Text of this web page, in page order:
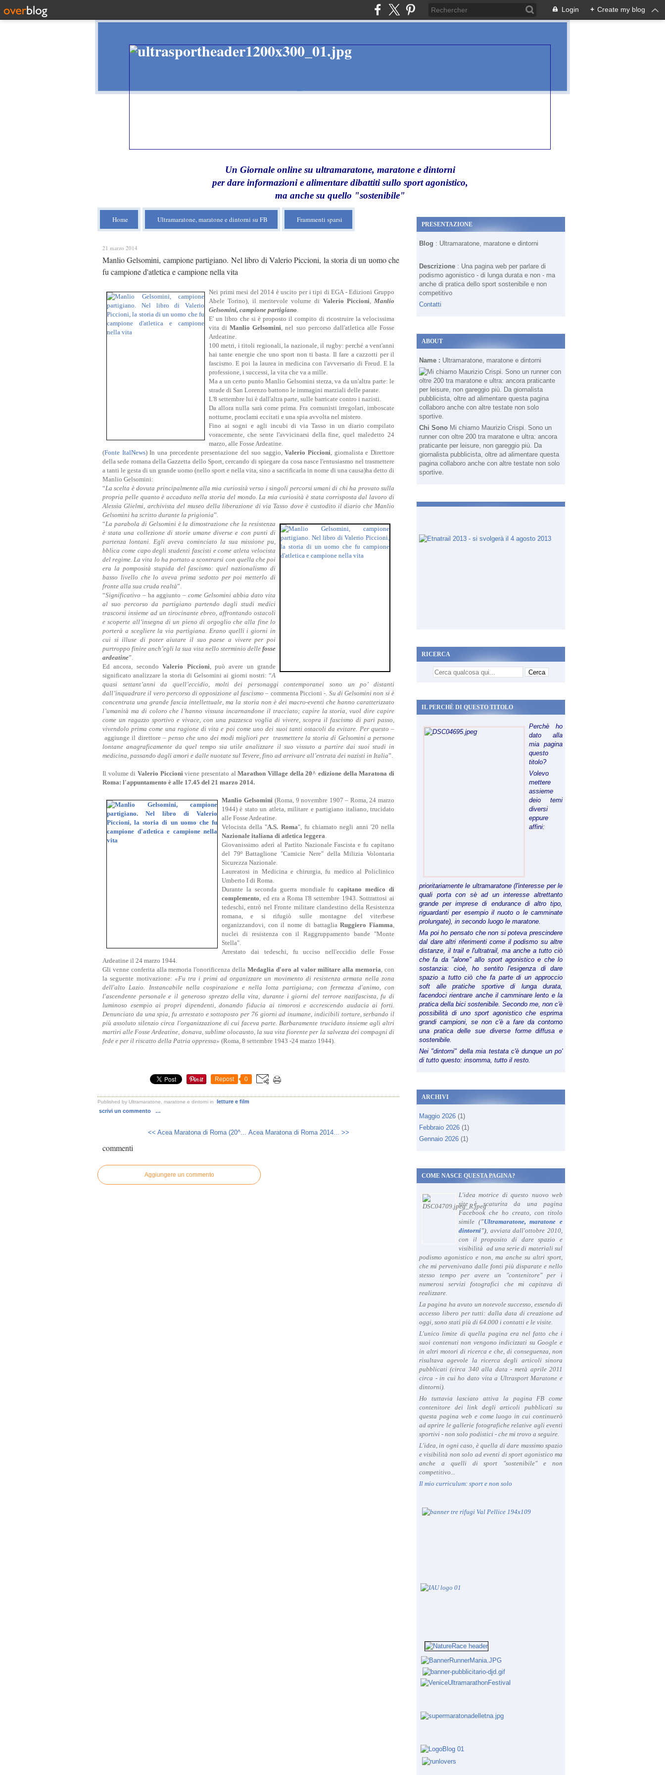
Login + Create my blog
Un Giornale online su ultramaratone, maratone e dintorni
per dare informazioni e alimentare dibattiti sullo sport agonistico,
ma anche su quello "sostenibile"
Home Ultramaratone, maratone e dintorni su FB Frammenti sparsi
21 marzo 2014
Manlio Gelsomini, campione partigiano. Nel libro di Valerio Piccioni, la storia di un uomo che
fu campione d'atletica e campione nella vita
Nei primi mesi del 2014 è uscito per i tipi di EGA - Edizioni Gruppo
Abele Torino), il meritevole volume di Valerio Piccioni, Manlio
Gelsomini, campione partigiano.
E' un libro che si è proposto il compito di ricostruire la velocissima
vita diManlio Gelsomini, nel suo percorso dall'atletica alle Fosse
Ardeatine.
100 metri, i titoli regionali, la nazionale, il rugby: perché a vent'anni
hai tante energie che uno sport non ti basta. Il fare a cazzotti per il
fascismo. E poi la laurea in medicina con l'avversario di Freud. E la
professione, i successi, la vita che va a mille.
Ma a un certo punto Manlio Gelsomini sterza, va da un'altra parte: le
strade di San Lorenzo battono le immagini marziali delle parate.
L'8 settembre lui è dall'altra parte, sulle barricate contro i nazisti.
Da allora nulla sarà come prima. Fra comunisti irregolari, imboscate
notturne, proclami eccitati e una spia avvolta nel mistero.
Fino ai sogni e agli incubi di via Tasso in un diario compilato
voracemente, che sente l'avvicinarsi della fine, quel maledetto 24
marzo, alle Fosse Ardeatine.
(Fonte ItalNews) In una precedente presentazione del suo saggio,Valerio Piccioni, giornalista e Direttore
della sede romana della Gazzetta dello Sport, cercando di spiegare da cosa nasce l'entusiasmo nel trasmettere
a tanti le gesta di un grande uomo (nello sport e nella vita, sino a sacrificarla in nome di una causa)ha detto di
Manlio Gelsomini:
“La scelta è dovuta principalmente alla mia curiosità verso i singoli percorsi umani di chi ha provato sulla
propria pelle quanto è accaduto nella storia del mondo.La mia curiosità è stata corrisposta dal lavoro di
Alessia Glielmi, archivista del museo della liberazione di via Tasso dove è custodito il diario che Manlio
Gelsomini ha scritto durante la prigionia”.
“La parabola di Gelsomini è la dimostrazione che la resistenza
è stata una collezione di storie umane diverse e con punti di
partenza lontani. Egli aveva cominciato la sua missione pu,
bblica come capo degli studenti fascisti e come atleta velocista
del regime. La vita lo ha portato a scontrarsi con quella che poi
era la pomposità stupida del fascismo: quel nazionalismo di
basso livello che lo aveva prima sedotto per poi metterlo di
fronte alla sua cruda realtà”.
“Significativo – ha aggiunto – come Gelsomini abbia dato vita
al suo percorso da partigiano partendo dagli studi medici
trascorsi insieme ad un tirocinante ebreo, affrontando ostacoli
e scoperte all’insegna di un pieno di orgoglio che alla fine lo
porterà a scegliere la via partigiana. Erano quelli i giorni in
cui si illuse di poter aiutare il suo paese a vivere per poi
purtroppo finire anch’egli la sua vita nello sterminio delle fosse
ardeatine”.
Ed ancora, secondoValerio Piccioni, può avere un grande
significato analizzare la storia di Gelsomini ai giorni nostri: “A
quasi settant’anni da quell’eccidio, molti dei personaggi contemporanei sono un po’ distanti
dall’inquadrare il vero percorso di opposizione al fascismo – commenta Piccioni -. Su di Gelsomini non si è
concentrata una grande fascia intellettuale, ma la storia non è dei macro-eventi che hanno caratterizzato
l’umanità ma di coloro che l’hanno vissuta incarnandone il tracciato; capire la storia, vuol dire capire
come un ragazzo sportivo e vivace, con una pazzesca voglia di vivere, scopra il fascismo di pari passo,
vivendolo prima come una ragione di vita e poi come uno dei suoi tanti ostacoli da evitare. Per questo –
aggiunge il direttore– penso che uno dei modi migliori per trasmettere la storia di Gelsomini a persone
lontane anagraficamente da quel tempo sia utile analizzare il suo vissuto a partire dai suoi studi in
medicina, passando dagli amori e dalle nuotate sul Tevere, fino ad arrivare all’entrata dei nazisti in Italia”.
Il volume di Valerio Piccioniviene presentato alMarathon Village della 20^ edizione della Maratona di
Roma: l'appuntamento è alle 17.45 del 21 marzo 2014.
Manlio Gelsomini (Roma, 9 novembre 1907 – Roma, 24 marzo
1944) è stato un atleta, militare e partigiano italiano, trucidato
alle Fosse Ardeatine.
Velocista della "A.S. Roma", fu chiamato negli anni '20 nella
Nazionale italiana di atletica leggera.
Giovanissimo aderì al Partito Nazionale Fascista e fu capitano
del 79º Battaglione "Camicie Nere" della Milizia Volontaria
Sicurezza Nazionale.
Laureatosi in Medicina e chirurgia, fu medico al Policlinico
Umberto I di Roma.
Durante la seconda guerra mondiale fucapitano medico di
complemento, ed era a Roma l'8 settembre 1943. Sottrattosi ai
tedeschi, entrò nel Fronte militare clandestino della Resistenza
romana, e si rifugiò sulle montagne del viterbese
organizzandovi, con il nome di bat­ta­gliaRug­giero Fiamma,
nuclei di resistenza con il Raggruppamento bande "Monte
Stella".
Arrestato dai tedeschi, fu ucciso nell'eccidio delle Fosse
Ardeatine il 24 marzo 1944.
Gli venne conferita alla memoria l'onorificenza della Medaglia d'oro al valor militare alla memoria, con
la seguente motivazione: «Fu tra i primi ad organizzare un movimento di resistenza armata nella zona
dell'alto Lazio. Instancabile nella cospirazione e nella lotta partigiana; con fermezza d'animo, con
l'ascendente personale e il generoso sprezzo della vita, durante i giorni del terrore nazifascista, fu di
luminoso esempio ai propri dipendenti, donando fiducia ai timorosi e accrescendo audacia ai forti.
Denunciato da una spia, fu arrestato e sottoposto per 76 giorni ad inumane, indicibili torture, serbando il
più assoluto silenzio circa l'organizzazione di cui faceva parte. Barbaramente trucidato insieme agli altri
martiri alle Fosse Ardeatine, donava, sublime olocausto, la sua vita fiorente per la salvezza dei compagni di
fede e per il riscatto della Patria oppressa» (Roma, 8 settembre 1943 -24 marzo 1944).
Repost 0
Published by Ultramaratone, maratone e dintorni in
letture e film
scrivi un commento
…
<< Acea Maratona di Roma (20^... Acea Maratona di Roma 2014... >>
commenti
Aggiungere un commento
PRESENTAZIONE
Blog : Ultramaratone, maratone e dintorni
Descrizione : Una pagina web per parlare di
podismo agonistico - di lunga durata e non - ma
anche di pratica dello sport sostenibile e non
competitivo
Contatti
ABOUT
Name : Ultramaratone, maratone e dintorni
Chi Sono Mi chiamo Maurizio Crispi. Sono un
runner con oltre 200 tra maratone e ultra: ancora
praticante per leisure, non gareggio più. Da
giornalista pubblicista, oltre ad alimentare questa
pagina collaboro anche con altre testate non solo
sportive.
RICERCA
IL PERCHÈ DI QUESTO TITOLO
Perchè ho
dato alla
mia pagina
questo
titolo?
Volevo
mettere
assieme
deio temi
diversi
eppure
affini:
prioritariamente le ultramaratone (l'interesse per le
quali porta con sè ad un interesse altrettanto
grande per imprese di endurance di altro tipo,
riguardanti per esempio il nuoto o le camminate
prolungate), in secondo luogo le maratone.
Ma poi ho pensato che non si poteva prescindere
dal dare altri riferimenti come il podismo su altre
distanze, il trail e l'ultratrail, ma anche a tutto ciò
che fa da "alone" allo sport agonistico e che lo
sostanzia: cioè, ho sentito l'esigenza di dare
spazio a tutto ciò che fa parte di un approccio
soft alle pratiche sportive di lunga durata,
facendoci rientrare anche il camminare lento e la
pratica della bici sostenibile. Secondo me, non c'è
possibilità di uno sport agonistico che esprima
grandi campioni, se non c'è a fare da contorno
una pratica delle sue diverse forme diffusa e
sostenibile.
Nei "dintorni" della mia testata c'è dunque un po'
di tutto questo: insomma, tutto il resto.
ARCHIVI
Maggio 2026 (1)
Febbraio 2026 (1)
Gennaio 2026 (1)
COME NASCE QUESTA PAGINA?
L'idea motrice di questo nuovo web
site è scaturita da una pagina
Facebook che ho creato, con titolo
simile ("Ultramaratone, maratone e
dintorni"), avviata dall'ottobre 2010,
con il proposito di dare spazio e
visibilità ad una serie di materiali sul
podismo agonistico e non, ma anche su altri sport,
che mi pervenivano dalle fonti più disparate e nello
stesso tempo per avere un "contenitore" per i
numerosi servizi fotografici che mi capitava di
realizzare.
La pagina ha avuto un notevole successo, essendo di
accesso libero per tutti: dalla data di creazione ad
oggi, sono stati più di 64.000 i contatti e le visite.
L'unico limite di quella pagina era nel fatto che i
suoi contenuti non vengono indicizzati su Google e
in altri motori di ricerca e che, di conseguenza, non
risultava agevole la ricerca degli articoli sinora
pubblicati (circa 340 alla data - metà aprile 2011
circa - in cui ho dato vita a Ultrasport Maratone e
dintorni).
Ho tuttavia lasciato attiva la pagina FB come
contenitore dei link degli articoli pubblicati su
questa pagina web e come luogo in cui continuerò
ad aprire le gallerie fotografiche relative agli eventi
sportivi - non solo podistici - che mi trovo a seguire.
L'idea, in ogni caso, è quella di dare massimo spazio
e visibilità non solo ad eventi di sport agonistico ma
anche a quelli di sport "sostenibile" e non
competitivo...
Il mio curriculum: sport e non solo